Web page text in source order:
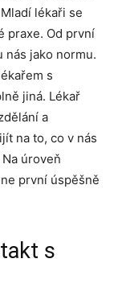
lékaři se
praxe. Od první
nás jako normu.
s
jiná. Lékař
a
na to, co v nás
úroveň
první úspěšně
s